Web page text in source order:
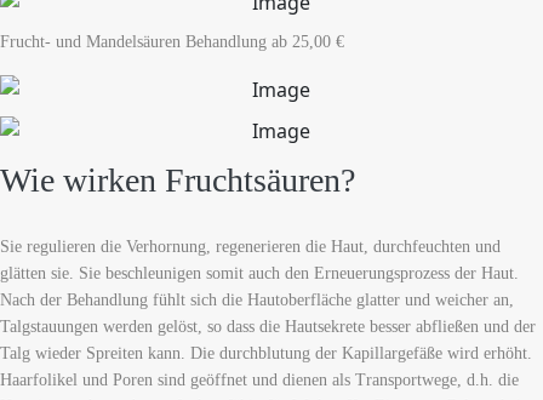
Frucht- und Mandelsäuren Behandlung ab 25,00 €
Wie wirken Fruchtsäuren?
Sie regulieren die Verhornung, regenerieren die Haut, durchfeuchten und
glätten sie. Sie beschleunigen somit auch den Erneuerungsprozess der Haut.
Nach der Behandlung fühlt sich die Hautoberfläche glatter und weicher an,
Talgstauungen werden gelöst, so dass die Hautsekrete besser abfließen und der
Talg wieder Spreiten kann. Die durchblutung der Kapillargefäße wird erhöht.
Haarfolikel und Poren sind geöffnet und dienen als Transportwege, d.h. die